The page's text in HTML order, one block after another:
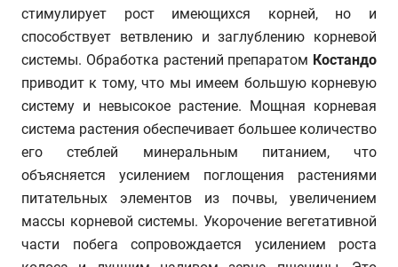
стимулирует рост имеющихся корней, но и
способствует ветвлению и заглублению корневой
системы. Обработка растений препаратом Костандо
приводит к тому, что мы имеем большую корневую
систему и невысокое растение. Мощная корневая
система растения обеспечивает большее количество
его стеблей минеральным питанием, что
объясняется усилением поглощения растениями
питательных элементов из почвы, увеличением
массы корневой системы. Укорочение вегетативной
части побега сопровождается усилением роста